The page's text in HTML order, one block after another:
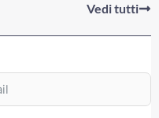
Vedi tutti